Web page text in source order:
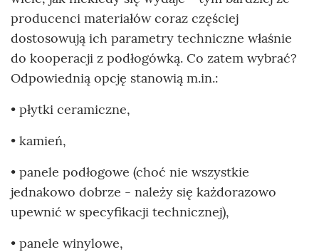
producenci materiałów coraz częściej
dostosowują ich parametry techniczne właśnie
do kooperacji z podłogówką. Co zatem wybrać?
Odpowiednią opcję stanowią m.in.:
• płytki ceramiczne,
• kamień,
• panele podłogowe (choć nie wszystkie
jednakowo dobrze - należy się każdorazowo
upewnić w specyfikacji technicznej),
• panele winylowe,